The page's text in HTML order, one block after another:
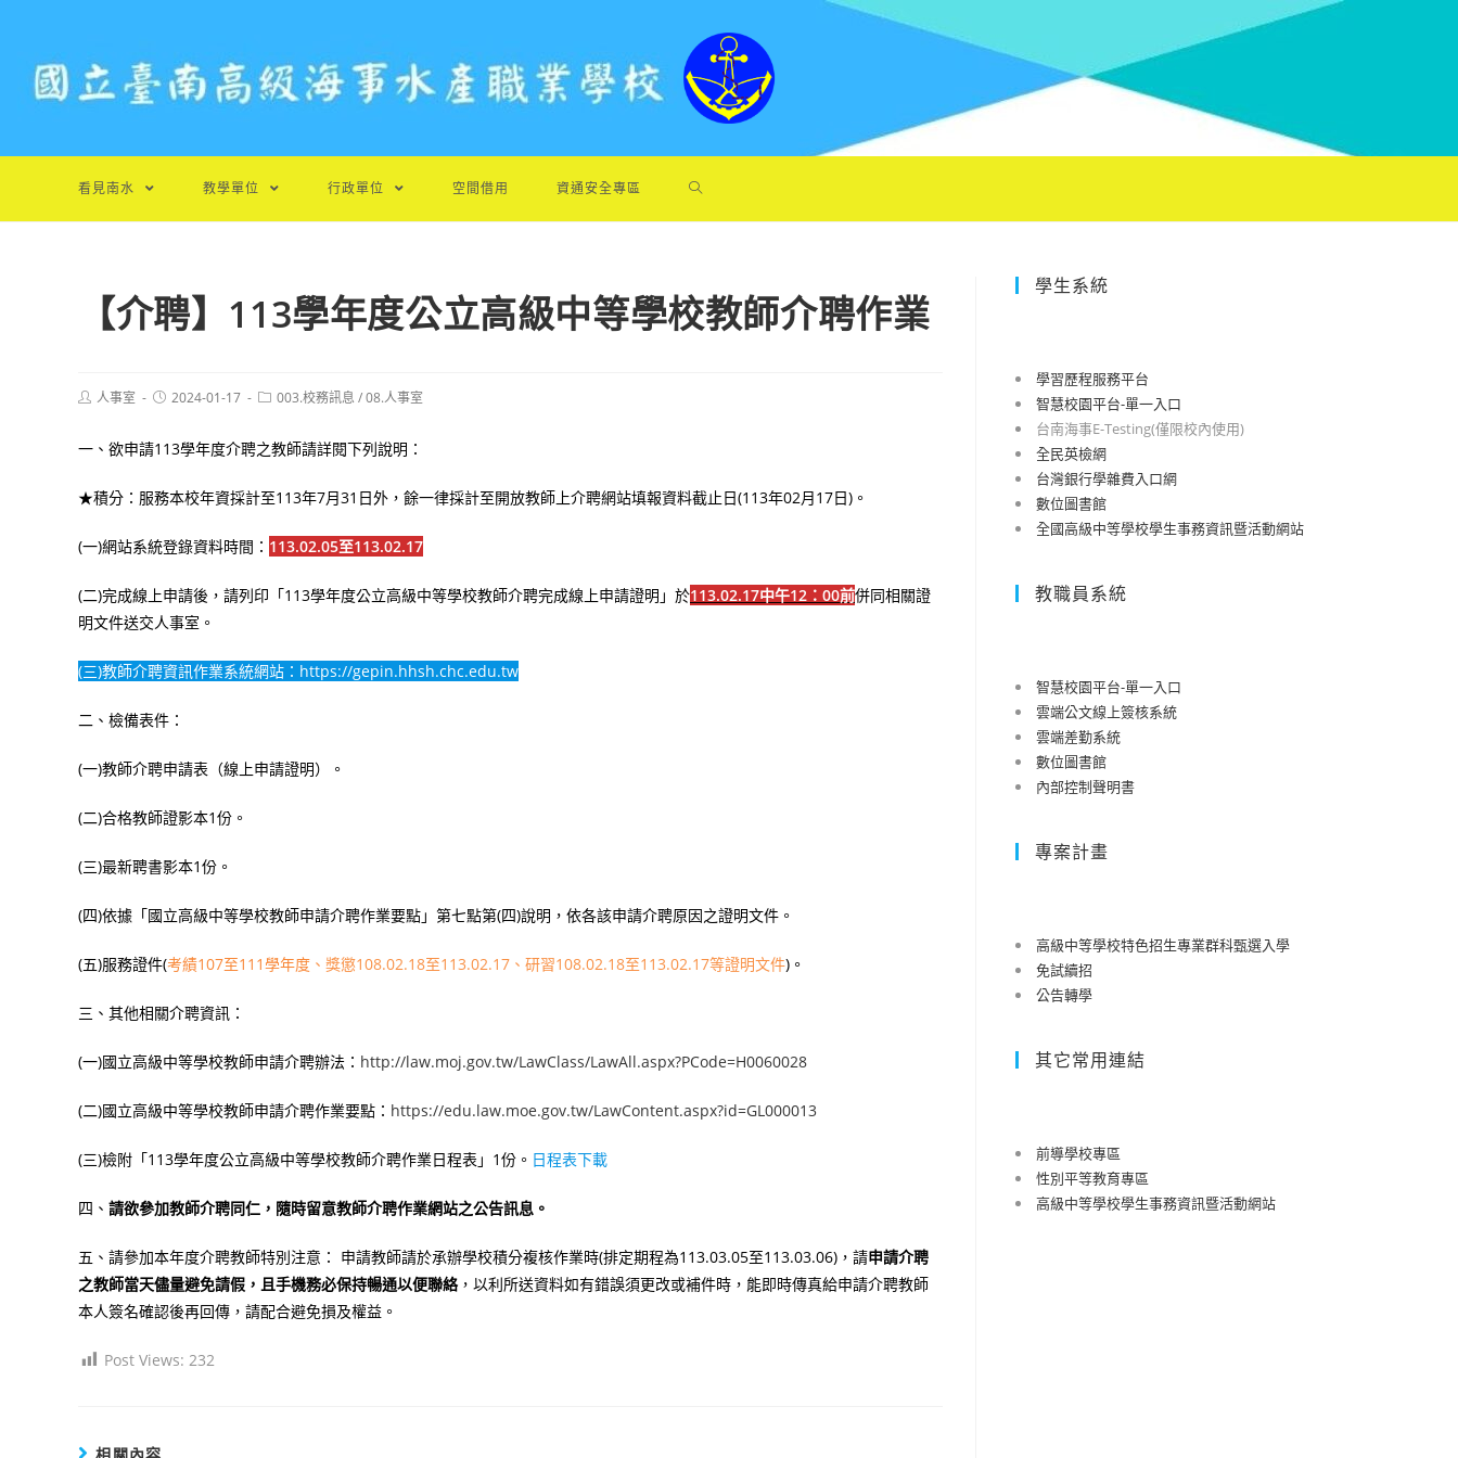
看見南水 教學單位 行政單位 空間借用 資通安全專區
【介聘】113學年度公立高級中等學校教師介聘作業
Post人事室
Post2024-01-17
Post003.校務訊息 /08.人事室
一、欲申請113學年度介聘之教師請詳閱下列說明：
★積分：服務本校年資採計至113年7月31日外，餘一律採計至開放教師上介聘網站填報資料截止日(113年02月17日)。
(一)網站系統登錄資料時間： 113.02.05至113.02.17
(二)完成線上申請後，請列印「113學年度公立高級中等學校教師介聘完成線上申請證明」於113.02.17中午12：00前併同相關證
明文件送交人事室。
(三)教師介聘資訊作業系統網站： https://gepin.hhsh.chc.edu.tw
二、檢備表件：
(一)教師介聘申請表（線上申請證明）。
(二)合格教師證影本1份。
(三)最新聘書影本1份。
(四)依據「國立高級中等學校教師申請介聘作業要點」第七點第(四)說明，依各該申請介聘原因之證明文件。
(五)服務證件(考績107至111學年度 、獎懲108.02.18至113.02.17、研習108.02.18至113.02.17等證明文件)。
三、其他相關介聘資訊：
(一)國立高級中等學校教師申請介聘辦法： http://law.moj.gov.tw/LawClass/LawAll.aspx?PCode=H0060028
(二)國立高級中等學校教師申請介聘作業要點： https://edu.law.moe.gov.tw/LawContent.aspx?id=GL000013
(三)檢附「113學年度公立高級中等學校教師介聘作業日程表」1份。 日程表下載
四、 請欲參加教師介聘同仁，隨時留意教師介聘作業網站之公告訊息。
五、請參加本年度介聘教師特別注意： 申請教師請於承辦學校積分複核作業時(排定期程為113.03.05至113.03.06)，請申請介聘
之教師當天儘量避免請假，且手機務必保持暢通以便聯絡，以利所送資料如有錯誤須更改或補件時，能即時傳真給申請介聘教師
本人簽名確認後再回傳，請配合避免損及權益。
Post Views: 232
學生系統
學習歷程服務平台
智慧校園平台-單一入口
台南海事E-Testing(僅限校內使用)
全民英檢網
台灣銀行學雜費入口網
數位圖書館
全國高級中等學校學生事務資訊暨活動網站
教職員系統
智慧校園平台-單一入口
雲端公文線上簽核系統
雲端差勤系統
數位圖書館
內部控制聲明書
專案計畫
高級中等學校特色招生專業群科甄選入學
免試續招
公告轉學
其它常用連結
前導學校專區
性別平等教育專區
高級中等學校學生事務資訊暨活動網站